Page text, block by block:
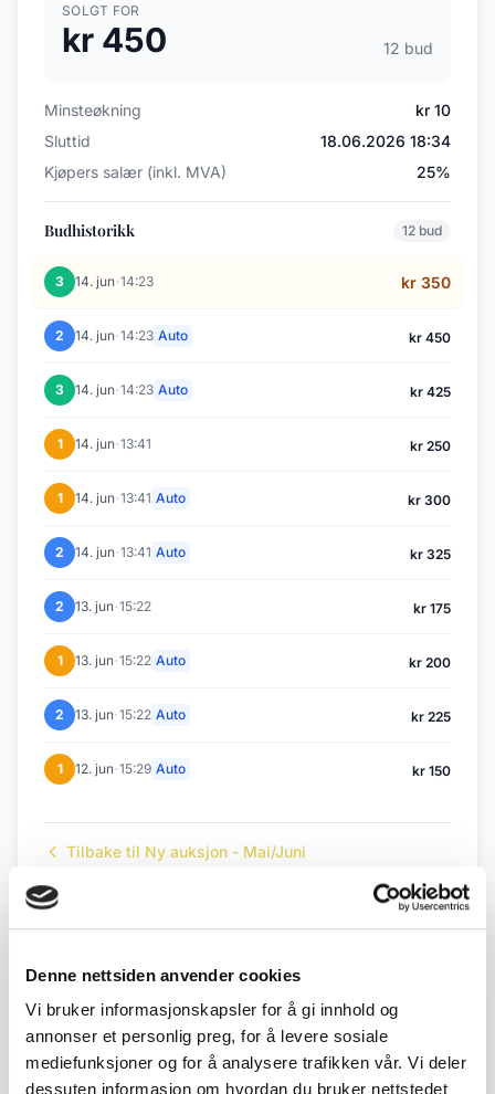
Denne nettsiden anvender cookies
Vi bruker informasjonskapsler for å gi innhold og
annonser et personlig preg, for å levere sosiale
mediefunksjoner og for å analysere trafikken vår. Vi deler
dessuten informasjon om hvordan du bruker nettstedet
SOLGT FOR
kr 450 12 bud
Minsteøkning
kr 10
Sluttid
18.06.2026 18:34
Kjøpers salær (inkl. MVA)
25%
Budhistorikk 12 bud
3 14. jun·14:23 kr 350
2 14. jun·14:23 Auto kr 450
3 14. jun·14:23 Auto kr 425
1 14. jun·13:41 kr 250
1 14. jun·13:41 Auto kr 300
2 14. jun·13:41 Auto kr 325
2 13. jun·15:22 kr 175
1 13. jun·15:22 Auto kr 200
2 13. jun·15:22 Auto kr 225
1 12. jun·15:29 Auto kr 150
Tilbake til Ny auksjon - Mai/Juni
#48
Beskrivelse